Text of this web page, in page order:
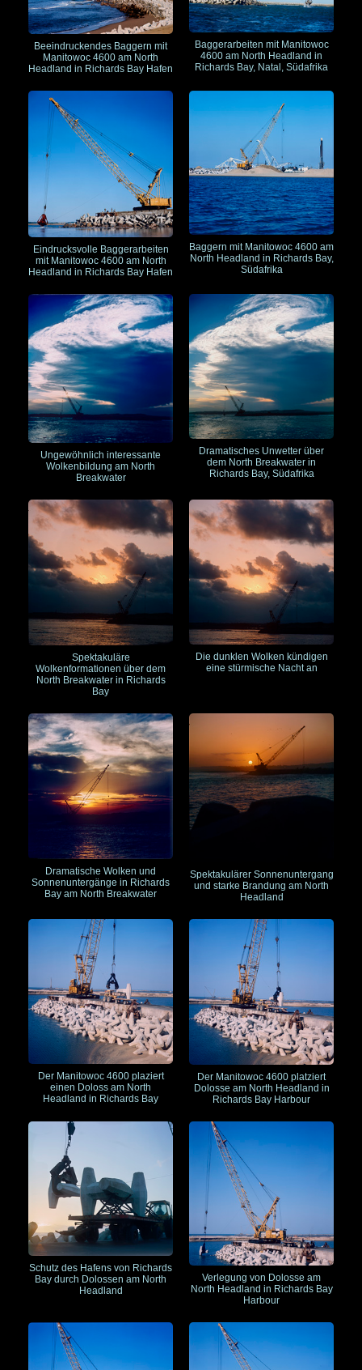
Beeindruckendes Baggern mit
Manitowoc 4600 am North
Headland in Richards Bay Hafen
Baggerarbeiten mit Manitowoc
4600 am North Headland in
Richards Bay, Natal, Südafrika
Eindrucksvolle Baggerarbeiten
mit Manitowoc 4600 am North
Headland in Richards Bay Hafen
Baggern mit Manitowoc 4600 am
North Headland in Richards Bay,
Südafrika
Ungewöhnlich interessante
Wolkenbildung am North
Breakwater
Dramatisches Unwetter über
dem North Breakwater in
Richards Bay, Südafrika
Spektakuläre
Wolkenformationen über dem
North Breakwater in Richards
Bay
Die dunklen Wolken kündigen
eine stürmische Nacht an
Dramatische Wolken und
Sonnenuntergänge in Richards
Bay am North Breakwater
Spektakulärer Sonnenuntergang
und starke Brandung am North
Headland
Der Manitowoc 4600 plaziert
einen Doloss am North
Headland in Richards Bay
Der Manitowoc 4600 platziert
Dolosse am North Headland in
Richards Bay Harbour
Schutz des Hafens von Richards
Bay durch Dolossen am North
Headland
Verlegung von Dolosse am
North Headland in Richards Bay
Harbour